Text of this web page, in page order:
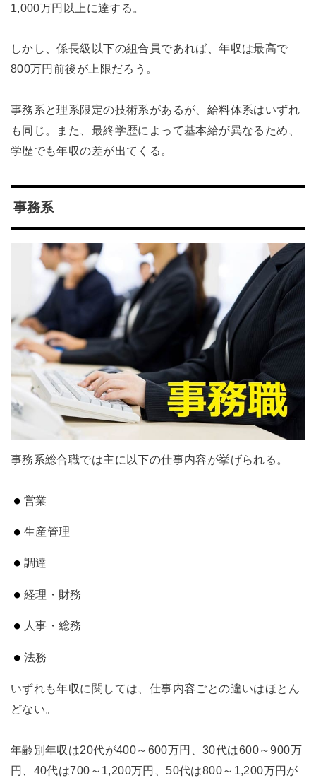
1,000万円以上に達する。
しかし、係長級以下の組合員であれば、年収は最高で
800万円前後が上限だろう。
事務系と理系限定の技術系があるが、給料体系はいずれ
も同じ。また、最終学歴によって基本給が異なるため、
学歴でも年収の差が出てくる。
事務系
事務系総合職では主に以下の仕事内容が挙げられる。
営業
生産管理
調達
経理・財務
人事・総務
法務
いずれも年収に関しては、仕事内容ごとの違いはほとん
どない。
年齢別年収は20代が400～600万円、30代は600～900万
円、40代は700～1,200万円、50代は800～1,200万円が